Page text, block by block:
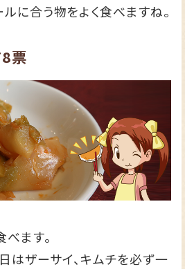
ルに合う物をよく食べますね。
票
ます。
はザーサイ、キムチを必ず一